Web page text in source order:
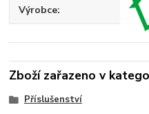
Výrobce
Zboží zařazeno v
Příslušenství